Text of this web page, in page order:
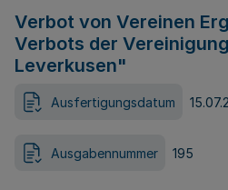
Verbot von Vereinen
Verbots der
Leverkusen"
Ausfertigungsdatum
Ausgabennummer 195